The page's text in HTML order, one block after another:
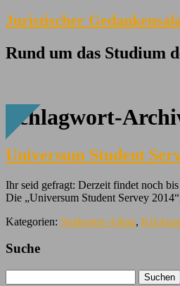
Juristischer
Rund um das Studium
Schlagwort-
Universum Student
Ihr seid gefragt: Derzeit findet noch
Die „Universum Student Servey
Kategorien: Studenten-Alltag,
Suche